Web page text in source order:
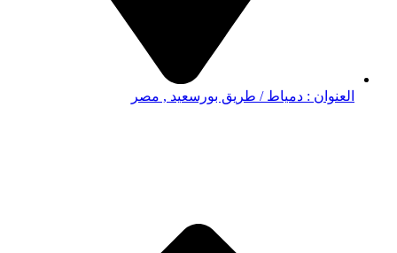
العنوان : دمياط / طريق بورسعيد , مصر